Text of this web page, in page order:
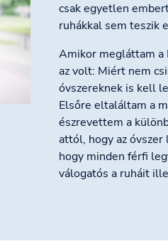
csak egyetlen
ruhákkal sem teszik
Amikor megláttam a
az volt: Miért nem
óvszereknek is kell
Elsőre eltaláltam a
észrevettem a
attól, hogy az óvszer
hogy minden férfi
válogatós a ruháit